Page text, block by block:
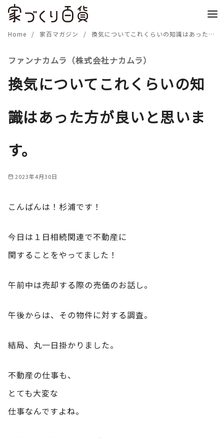
Home 家百マガジン 換気についてこれくらいの知識はあった方が良いと思います。
ファンナカムラ（株式会社ナカムラ）
換気についてこれくらいの知
識はあった方が良いと思いま
す。
2023年4月30日
こんばんは！杉浦です！
今日は１日相続関連で不動産に
関することをやってました！
午前中は売却する際の売価のお話し。
午後からは、その物件に対する調査。
結局、丸一日掛かりました。
不動産の仕事も、
とても大変な
仕事なんですよね。